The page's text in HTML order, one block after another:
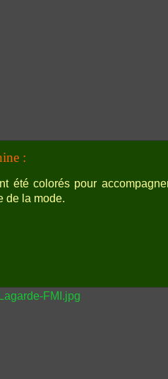
:
été colorés pour
de la mode.